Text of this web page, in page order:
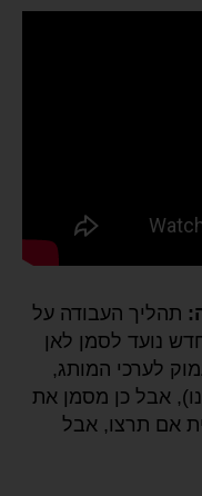
תהליך העבודה על
נועד לסמן לאן
לערכי המותג,
אבל כן מסמן את
אם תרצו, אבל